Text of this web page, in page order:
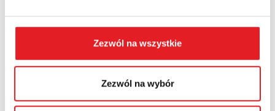
Zezwól na wszystkie
Zezwól na wybór